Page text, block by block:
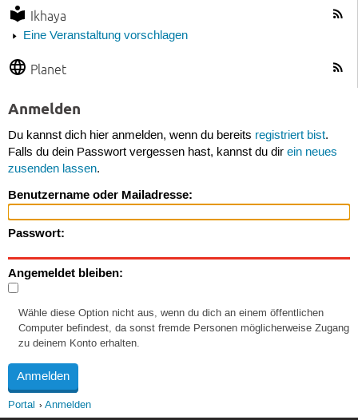
Ikhaya
Eine Veranstaltung vorschlagen
Planet
Anmelden
Du kannst dich hier anmelden, wenn du bereits registriert bist.
Falls du dein Passwort vergessen hast, kannst du dir ein neues
zusenden lassen.
Benutzername oder Mailadresse:
Passwort:
Angemeldet bleiben:
Wähle diese Option nicht aus, wenn du dich an einem öffentlichen
Computer befindest, da sonst fremde Personen möglicherweise Zugang
zu deinem Konto erhalten.
Portal Anmelden